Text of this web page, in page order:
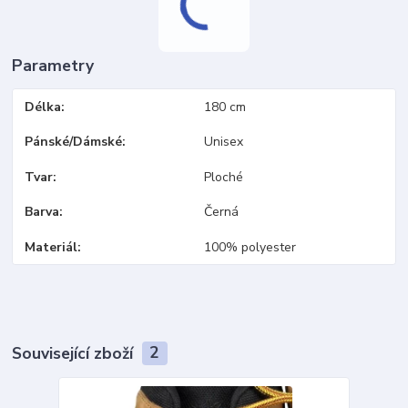
Parametry
Délka 180 cm
Pánské/Dámské Unisex
Tvar Ploché
Barva Černá
Materiál 100% polyester
Související zboží 2